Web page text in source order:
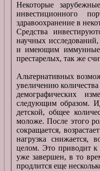
Некоторые
инвестиционного
здравоохранение в
Средства
научных
и имеющим
престарелых, так же
Альтернативных
увеличению
демографических
следующим образом.
детской, общее
моложе. После этого
сокращается,
нагрузка снижается,
целом. Это приводит к
уже завершен, в то
продлится еще